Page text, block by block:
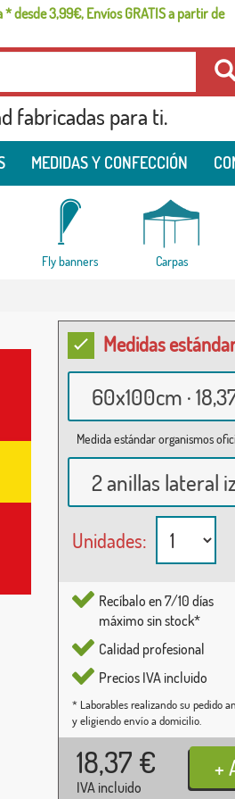
desde 3,99€, Envíos GRATIS a partir de
fabricadas para ti.
MEDIDAS Y CONFECCIÓN
Fly banners Carpas
Medidas
60x100cm ·
Medida estándar organismos
2 anillas lateral
Unidades:
Recíbalo en 7/10 días
máximo sin stock*
Calidad profesional
Precios IVA incluido
* Laborables realizando su pedido
y eligiendo envío a domicilio.
18,37 €
IVA incluido